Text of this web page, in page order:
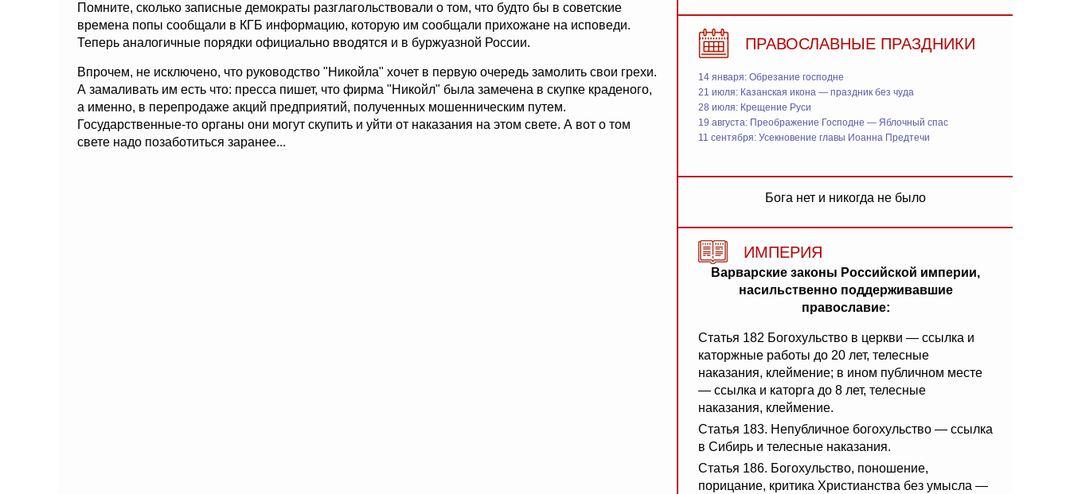
Помните, сколько записные демократы разглагольствовали о том, что будто бы в советские
времена попы сообщали в КГБ информацию, которую им сообщали прихожане на исповеди.
Теперь аналогичные порядки официально вводятся и в буржуазной России.
Впрочем, не исключено, что руководство "Никойла" хочет в первую очередь замолить свои грехи.
А замаливать им есть что: пресса пишет, что фирма "Никойл" была замечена в скупке краденого,
а именно, в перепродаже акций предприятий, полученных мошенническим путем.
Государственные-то органы они могут скупить и уйти от наказания на этом свете. А вот о том
свете надо позаботиться заранее...
ПРАВОСЛАВНЫЕ ПРАЗДНИКИ
14 января: Обрезание господне
21 июля: Казанская икона — праздник без чуда
28 июля: Крещение Руси
19 августа: Преображение Господне — Яблочный спас
11 сентября: Усекновение главы Иоанна Предтечи
Бога нет и никогда не было
ИМПЕРИЯ
Варварские законы Российской империи,
насильственно поддерживавшие
православие:
Статья 182 Богохульство в церкви — ссылка и
каторжные работы до 20 лет, телесные
наказания, клеймение; в ином публичном месте
— ссылка и каторга до 8 лет, телесные
наказания, клеймение.
Статья 183. Непубличное богохульство — ссылка
в Сибирь и телесные наказания.
Статья 186. Богохульство, поношение,
порицание, критика Христианства без умысла —